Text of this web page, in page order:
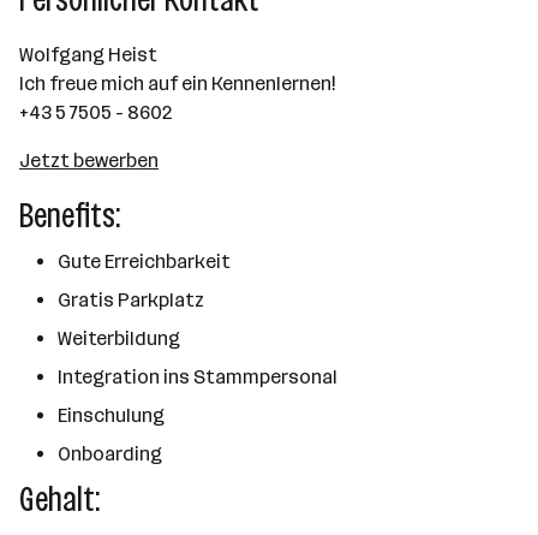
Wolfgang Heist
Ich freue mich auf ein Kennenlernen!
+43 5 7505 - 8602
Jetzt bewerben
Benefits:
Gute Erreichbarkeit
Gratis Parkplatz
Weiterbildung
Integration ins Stammpersonal
Einschulung
Onboarding
Gehalt: